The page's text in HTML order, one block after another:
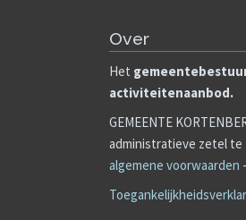
Over
Het gemeenteb
activiteitenaanbod.
GEMEENTE
administratieve zetel te
algemene voorwaarden -